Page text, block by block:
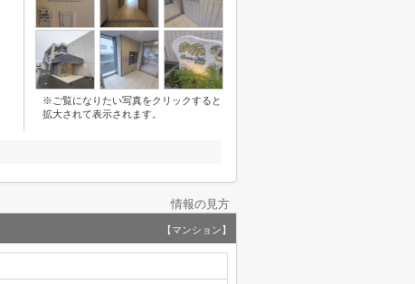
※ご覧になりたい写真をクリックすると
拡大されて表示されます。
情報の見方
【マンション】